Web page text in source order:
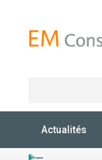
Actualités